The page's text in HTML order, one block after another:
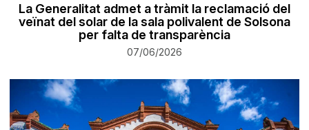
La Generalitat admet a tràmit la reclamació del
veïnat del solar de la sala polivalent de Solsona
per falta de transparència
07/06/2026